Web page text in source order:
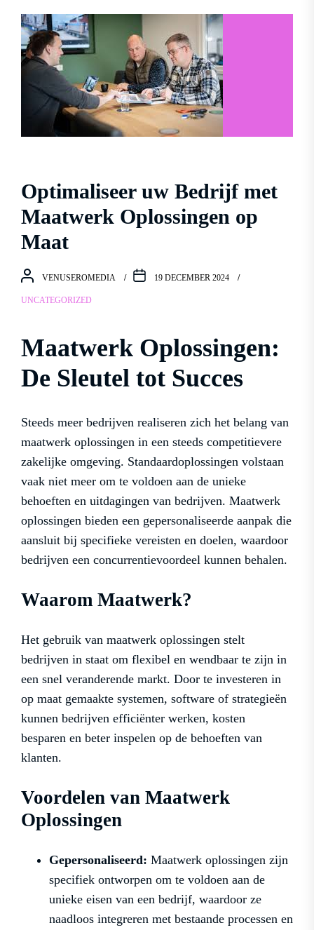
Optimaliseer uw Bedrijf met
Maatwerk Oplossingen op
Maat
VENUSEROMEDIA 19 DECEMBER 2024
UNCATEGORIZED
Maatwerk Oplossingen:
De Sleutel tot Succes
Steeds meer bedrijven realiseren zich het belang van
maatwerk oplossingen in een steeds competitievere
zakelijke omgeving. Standaardoplossingen volstaan
vaak niet meer om te voldoen aan de unieke
behoeften en uitdagingen van bedrijven. Maatwerk
oplossingen bieden een gepersonaliseerde aanpak die
aansluit bij specifieke vereisten en doelen, waardoor
bedrijven een concurrentievoordeel kunnen behalen.
Waarom Maatwerk?
Het gebruik van maatwerk oplossingen stelt
bedrijven in staat om flexibel en wendbaar te zijn in
een snel veranderende markt. Door te investeren in
op maat gemaakte systemen, software of strategieën
kunnen bedrijven efficiënter werken, kosten
besparen en beter inspelen op de behoeften van
klanten.
Voordelen van Maatwerk
Oplossingen
Gepersonaliseerd: Maatwerk oplossingen zijn
specifiek ontworpen om te voldoen aan de
unieke eisen van een bedrijf, waardoor ze
naadloos integreren met bestaande processen en